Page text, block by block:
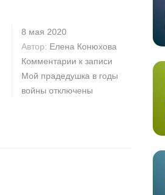
8 мая 2020
Автор: Елена Конюхова
Комментарии к записи
Мой прадедушка в годы
войны отключены